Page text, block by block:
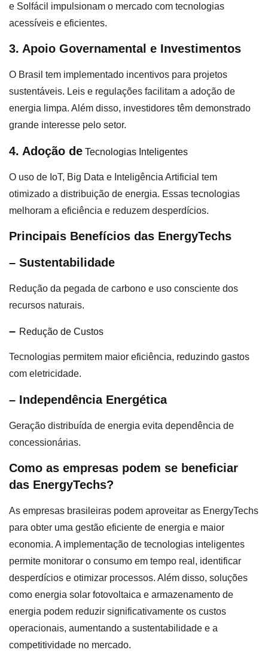
e Solfácil impulsionam o mercado com tecnologias
acessíveis e eficientes.
3. Apoio Governamental e Investimentos
O Brasil tem implementado incentivos para projetos
sustentáveis. Leis e regulações facilitam a adoção de
energia limpa. Além disso, investidores têm demonstrado
grande interesse pelo setor.
4. Adoção de Tecnologias Inteligentes
O uso de IoT, Big Data e Inteligência Artificial tem
otimizado a distribuição de energia. Essas tecnologias
melhoram a eficiência e reduzem desperdícios.
Principais Benefícios das EnergyTechs
– Sustentabilidade
Redução da pegada de carbono e uso consciente dos
recursos naturais.
– Redução de Custos
Tecnologias permitem maior eficiência, reduzindo gastos
com eletricidade.
– Independência Energética
Geração distribuída de energia evita dependência de
concessionárias.
Como as empresas podem se beneficiar
das EnergyTechs?
As empresas brasileiras podem aproveitar as EnergyTechs
para obter uma gestão eficiente de energia e maior
economia. A implementação de tecnologias inteligentes
permite monitorar o consumo em tempo real, identificar
desperdícios e otimizar processos. Além disso, soluções
como energia solar fotovoltaica e armazenamento de
energia podem reduzir significativamente os custos
operacionais, aumentando a sustentabilidade e a
competitividade no mercado.